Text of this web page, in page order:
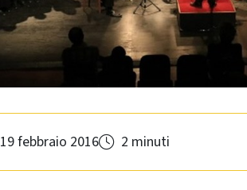
19 febbraio 2016 2 minuti